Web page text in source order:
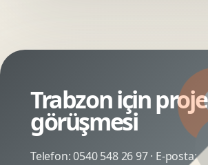
Trabzon için proje
görüşmesi
Telefon:0540 548 26 97· E-posta: